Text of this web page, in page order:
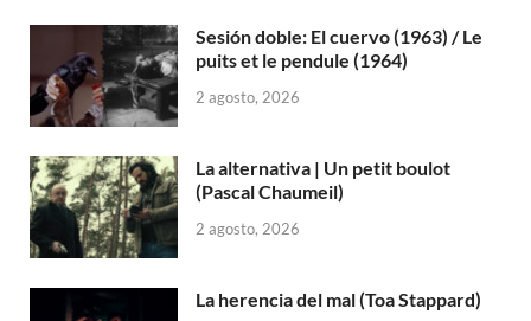
Sesión doble: El cuervo (1963) / Le
puits et le pendule (1964)
2 agosto, 2026
La alternativa | Un petit boulot
(Pascal Chaumeil)
2 agosto, 2026
La herencia del mal (Toa Stappard)